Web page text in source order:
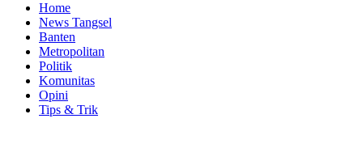
Home
News Tangsel
Banten
Metropolitan
Politik
Komunitas
Opini
Tips & Trik